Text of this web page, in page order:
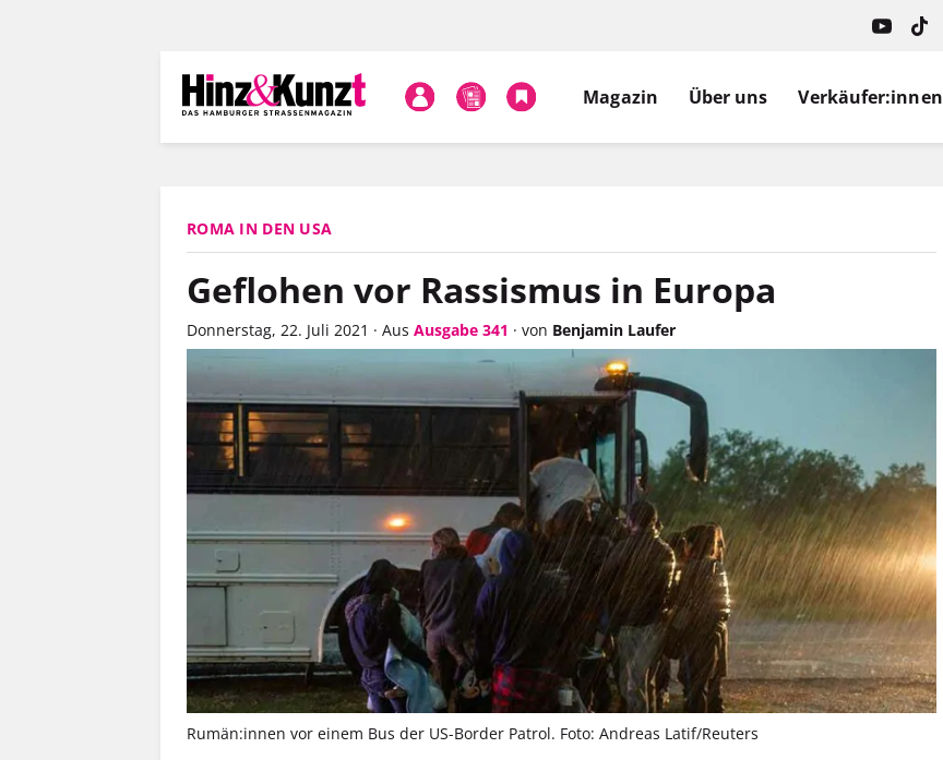
Magazin Über uns Verkäufer:innen
ROMA IN DEN USA
Geflohen vor Rassismus in Europa
Donnerstag, 22. Juli 2021 · Aus Ausgabe 341 · von Benjamin Laufer
Rumän:innen vor einem Bus der US-Border Patrol. Foto: Andreas Latif/Reuters